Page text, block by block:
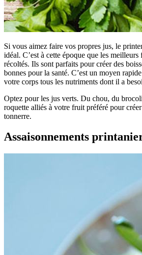
Si vous aimez faire vos propres jus, le
idéal. C’est à cette époque que les
récoltés. Ils sont parfaits pour créer des
bonnes pour la santé. C’est un moyen
votre corps tous les nutriments dont il a
Optez pour les jus verts. Du chou, du
roquette alliés à votre fruit préféré pour
tonnerre.
Assaisonnements